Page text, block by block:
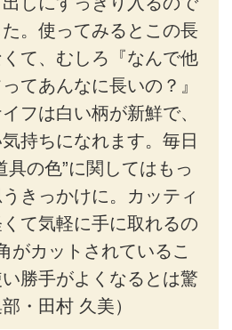
。使ってみるとこの長
て、むしろ『なんで他
てあんなに長いの？』
フは白い柄が新鮮で、
持ちになれます。毎日
具の色”に関してはもっ
きっかけに。カッティ
て気軽に手に取れるの
がカットされているこ
勝手がよくなるとは驚
・田村 久美）